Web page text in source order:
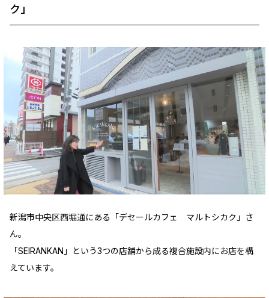
ク」
新潟市中央区西堀通にある「デセールカフェ マルトシカク」さ
ん。
「SEIRANKAN」という3つの店舗から成る複合施設内にお店を構
えています。